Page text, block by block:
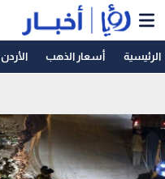
الرئيسية أسعار الذهب الأردن